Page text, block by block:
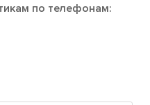
по телефонам: